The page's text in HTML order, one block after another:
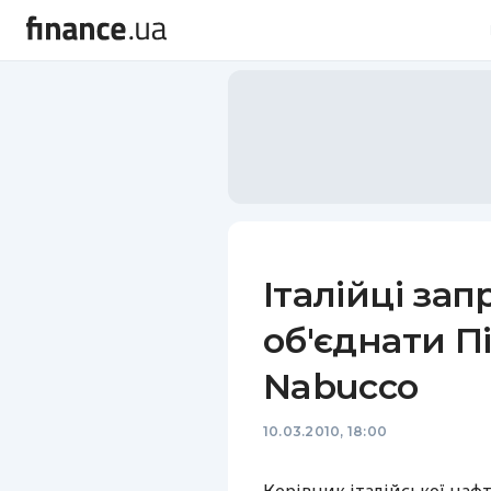
Італійці
об'єднати
Nabucco
10.03.2010, 18:00